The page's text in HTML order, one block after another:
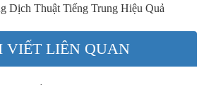
Dịch Thuật Tiếng Trung Hiệu Quả
VIẾT LIÊN QUAN